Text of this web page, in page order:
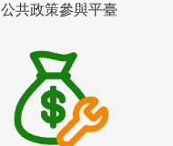
公共政策參與平臺